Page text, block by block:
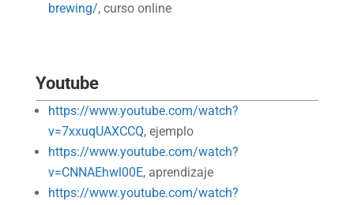
brewing/, curso online
Youtube
https://www.youtube.com/watch?
v=7xxuqUAXCCQ, ejemplo
https://www.youtube.com/watch?
v=CNNAEhwl00E, aprendizaje
https://www.youtube.com/watch?